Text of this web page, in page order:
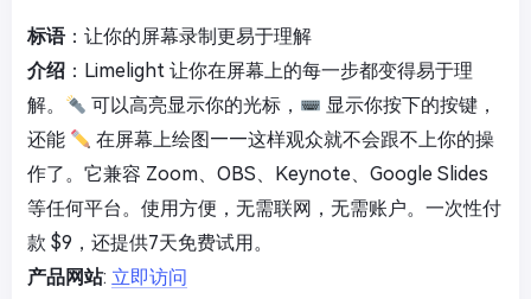
标语：让你的屏幕录制更易于理解
介绍 ：Limelight 让你在屏幕上的每一步都变得易于理
解。
可以高亮显示你的光标，
显示你按下的按键，
还能
在屏幕上绘图——这样观众就不会跟不上你的操
作了。它兼容 Zoom、OBS、Keynote、Google Slides
等任何平台。使用方便，无需联网，无需账户。一次性付
款 $9，还提供7天免费试用。
产品网站: 立即访问